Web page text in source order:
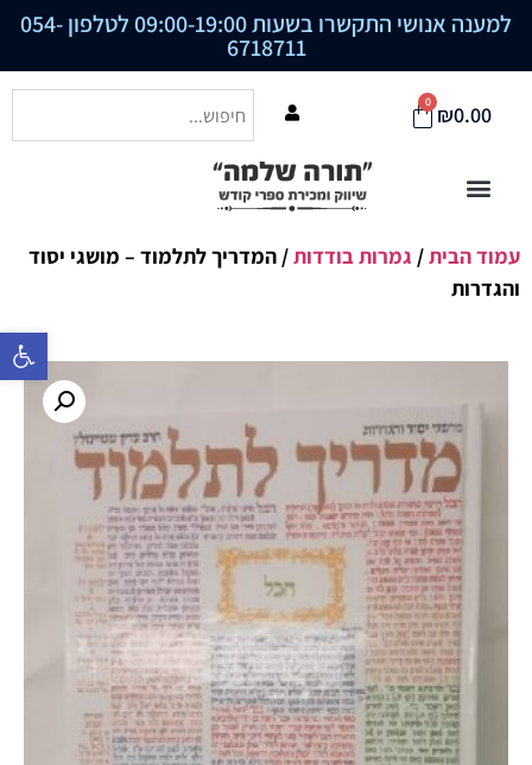
פתח סרגל
למענה אנושי התקשרו בשעות 09:00-19:00 לטלפון 054-
6718711
₪0.00
0
עמוד הבית/ גמרות בודדות/ המדריך לתלמוד – מושגי יסוד
והגדרות